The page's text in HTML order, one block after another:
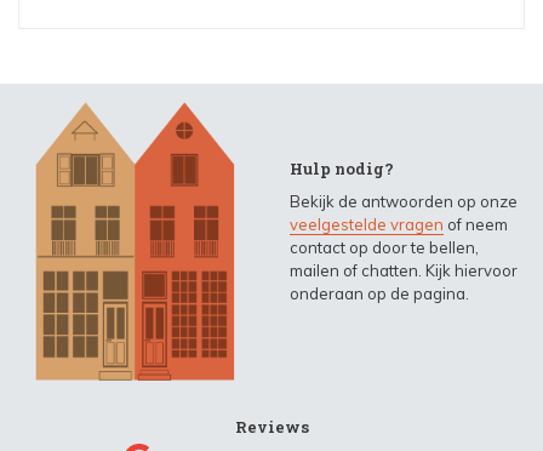
Hulp nodig?
Bekijk de antwoorden op onze
veelgestelde vragen of neem
contact op door te bellen,
mailen of chatten. Kijk hiervoor
onderaan op de pagina.
Reviews